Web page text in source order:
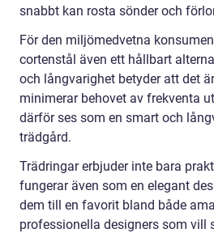
snabbt kan rosta sönder och
För den miljömedvetna
cortenstål även ett hållbart
och långvarighet betyder att det
minimerar behovet av frekventa
därför ses som en smart och
trädgård.
Trädringar erbjuder inte bara
fungerar även som en elegant
dem till en favorit bland både
professionella designers som vill